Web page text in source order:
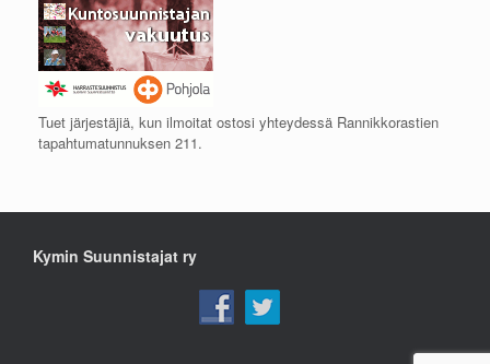
Tuet järjestäjiä, kun ilmoitat ostosi yhteydessä Rannikkorastien
tapahtumatunnuksen 211.
Kymin Suunnistajat ry